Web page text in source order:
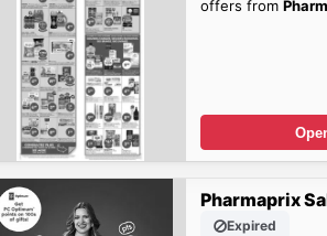
offers from
Pharmaprix
Expired